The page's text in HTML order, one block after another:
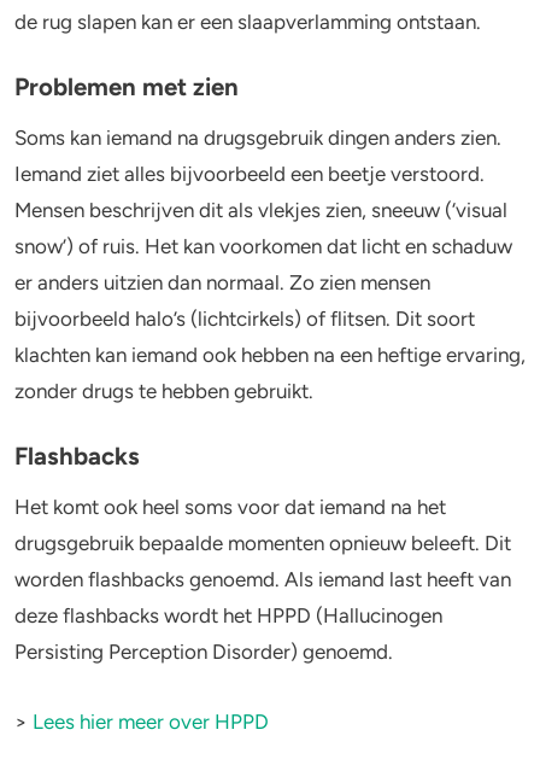
de rug slapen kan er een slaapverlamming ontstaan.
Problemen met zien
Soms kan iemand na drugsgebruik dingen anders zien.
Iemand ziet alles bijvoorbeeld een beetje verstoord.
Mensen beschrijven dit als vlekjes zien, sneeuw (‘visual
snow’) of ruis. Het kan voorkomen dat licht en schaduw
er anders uitzien dan normaal. Zo zien mensen
bijvoorbeeld halo’s (lichtcirkels) of flitsen. Dit soort
klachten kan iemand ook hebben na een heftige ervaring,
zonder drugs te hebben gebruikt.
Flashbacks
Het komt ook heel soms voor dat iemand na het
drugsgebruik bepaalde momenten opnieuw beleeft. Dit
worden flashbacks genoemd. Als iemand last heeft van
deze flashbacks wordt het HPPD (Hallucinogen
Persisting Perception Disorder) genoemd.
> Lees hier meer over HPPD